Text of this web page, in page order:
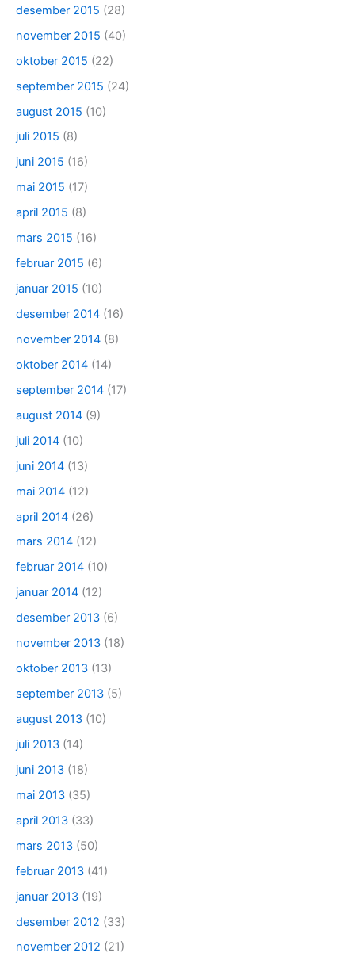
desember 2015 (28)
november 2015 (40)
oktober 2015 (22)
september 2015 (24)
august 2015 (10)
juli 2015 (8)
juni 2015 (16)
mai 2015 (17)
april 2015 (8)
mars 2015 (16)
februar 2015 (6)
januar 2015 (10)
desember 2014 (16)
november 2014 (8)
oktober 2014 (14)
september 2014 (17)
august 2014 (9)
juli 2014 (10)
juni 2014 (13)
mai 2014 (12)
april 2014 (26)
mars 2014 (12)
februar 2014 (10)
januar 2014 (12)
desember 2013 (6)
november 2013 (18)
oktober 2013 (13)
september 2013 (5)
august 2013 (10)
juli 2013 (14)
juni 2013 (18)
mai 2013 (35)
april 2013 (33)
mars 2013 (50)
februar 2013 (41)
januar 2013 (19)
desember 2012 (33)
november 2012 (21)